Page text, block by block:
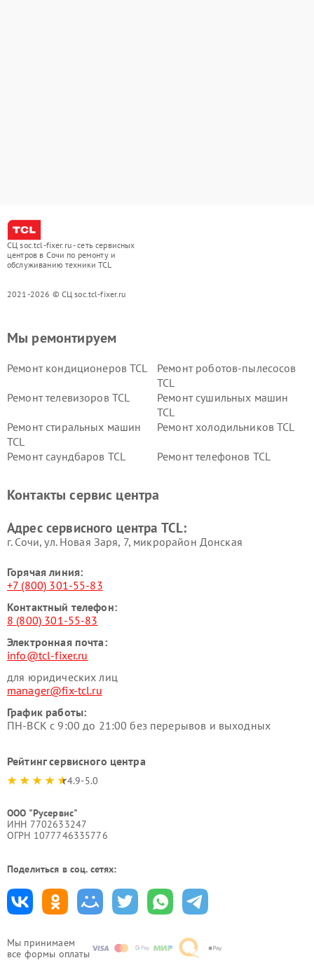
СЦ soc.tcl-fixer.ru - сеть сервисных
центров в Сочи по ремонту и
обслуживанию техники TCL
2021-2026 © СЦ soc.tcl-fixer.ru
Мы принимаем
все формы оплаты
Мы ремонтируем
Ремонт кондиционеров TCL
Ремонт роботов-пылесосов
TCL
Ремонт телевизоров TCL
Ремонт сушильных машин
TCL
Ремонт стиральных машин
TCL
Ремонт холодильников TCL
Ремонт саундбаров TCL Ремонт телефонов TCL
Контакты сервис центра
Адрес сервисного центра TCL:
г. Сочи, ул. Новая Заря, 7, микрорайон Донская
Горячая линия:
+7 (800) 301-55-83
Контактный телефон:
8 (800) 301-55-83
Электронная почта:
info@tcl-fixer.ru
для юридических лиц
manager@fix-tcl.ru
График работы:
ПН-ВСК с 9:00 до 21:00 без перерывов и выходных
Рейтинг сервисного центра
4.9-5.0
ООО "Русервис"
ИНН 7702633247
ОГРН 1077746335776
Поделиться в соц. сетях: